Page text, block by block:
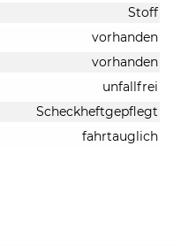
Stoff
vorhanden
vorhanden
unfallfrei
Scheckheftgepflegt
fahrtauglich